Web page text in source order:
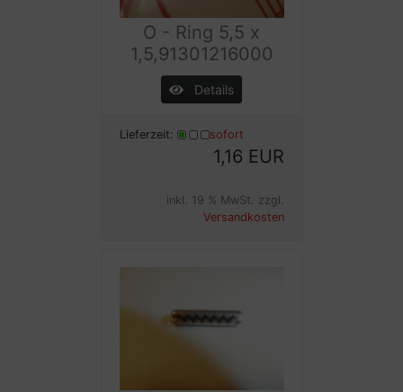
O - Ring 5,5 x
1,5,91301216000
Details
Lieferzeit: sofort
1,16 EUR
inkl. 19 % MwSt. zzgl.
Versandkosten